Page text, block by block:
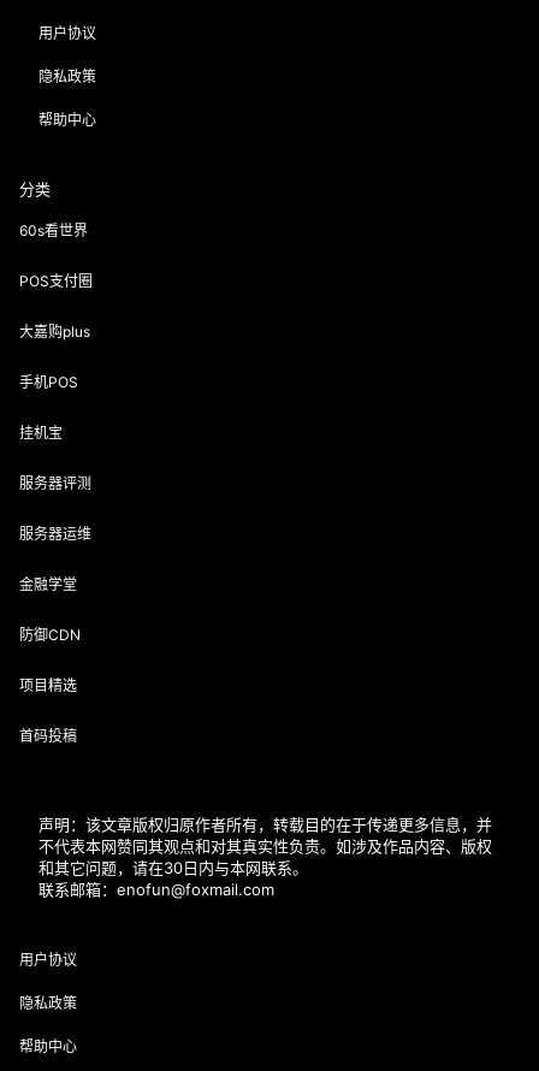
用户协议
隐私政策
帮助中心
分类
60s看世界
POS支付圈
大嘉购plus
手机POS
挂机宝
服务器评测
服务器运维
金融学堂
防御CDN
项目精选
首码投稿
声明：该文章版权归原作者所有，转载目的在于传递更多信息，并
不代表本网赞同其观点和对其真实性负责。如涉及作品内容、版权
和其它问题，请在30日内与本网联系。
联系邮箱：enofun@foxmail.com
用户协议
隐私政策
帮助中心